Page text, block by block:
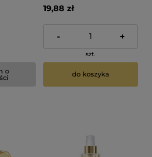
o
19,88 zł
- +
szt.
do koszyka